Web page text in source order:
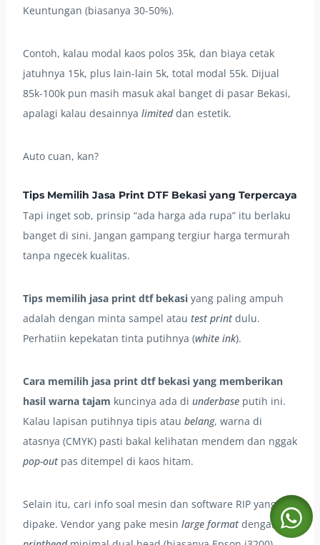
Keuntungan (biasanya 30-50%).
Contoh, kalau modal kaos polos 35k, dan biaya cetak
jatuhnya 15k, plus lain-lain 5k, total modal 55k. Dijual
85k-100k pun masih masuk akal banget di pasar Bekasi,
apalagi kalau desainnya limiteddan estetik.
Auto cuan, kan?
Tips Memilih Jasa Print DTF Bekasi yang Terpercaya
Tapi inget sob, prinsip “ada harga ada rupa” itu berlaku
banget di sini. Jangan gampang tergiur harga termurah
tanpa ngecek kualitas.
Tips memilih jasa print dtf bekasi yang paling ampuh
adalah dengan minta sampel atau test printdulu.
Perhatiin kepekatan tinta putihnya (white ink).
Cara memilih jasa print dtf bekasi yang memberikan
hasil warna tajam kuncinya ada di underbase putih ini.
Kalau lapisan putihnya tipis atau belang, warna di
atasnya (CMYK) pasti bakal kelihatan mendem dan nggak
pop-outpas ditempel di kaos hitam.
Selain itu, cari info soal mesin dan software RIP yang
dipake. Vendor yang pake mesin large formatdengan